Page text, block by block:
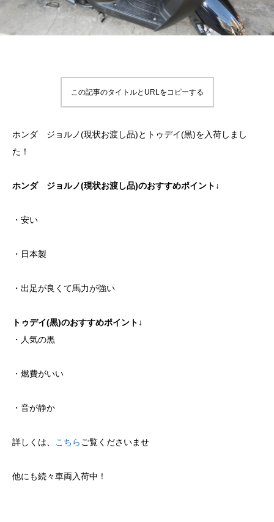
この記事のタイトルとURLをコピーする
ホンダ ジョルノ(現状お渡し品)とトゥデイ(黒)を入荷しまし
た！
ホンダ ジョルノ(現状お渡し品)のおすすめポイント↓
・安い
・日本製
・出足が良くて馬力が強い
トゥデイ(黒)のおすすめポイント↓
・人気の黒
・燃費がいい
・音が静か
詳しくは、 こちら ご覧くださいませ
他にも続々車両入荷中！